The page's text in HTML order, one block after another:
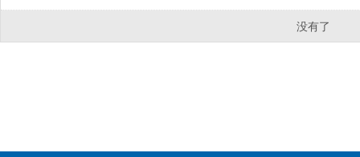
没有了